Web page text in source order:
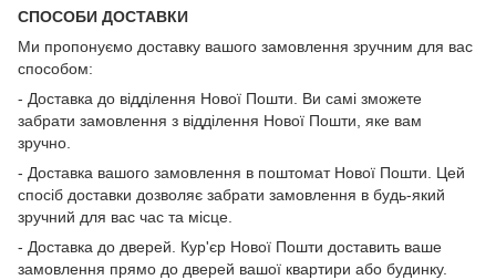
СПОСОБИ ДОСТАВКИ
Ми пропонуємо доставку вашого замовлення зручним для вас
способом:
- Доставка до відділення Нової Пошти. Ви самі зможете
забрати замовлення з відділення Нової Пошти, яке вам
зручно.
- Доставка вашого замовлення в поштомат Нової Пошти. Цей
спосіб доставки дозволяє забрати замовлення в будь-який
зручний для вас час та місце.
- Доставка до дверей. Кур'єр Нової Пошти доставить ваше
замовлення прямо до дверей вашої квартири або будинку.